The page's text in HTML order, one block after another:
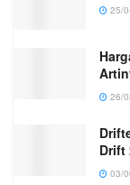
25/
26/
Drift
03/